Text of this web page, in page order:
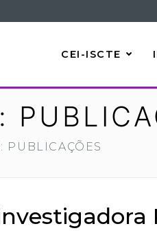
CEI-ISCTE
PUBLICAÇÕES